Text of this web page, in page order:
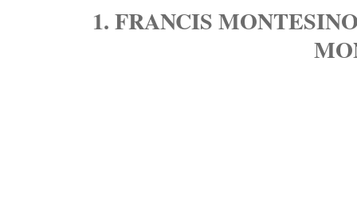
1. FRANCIS